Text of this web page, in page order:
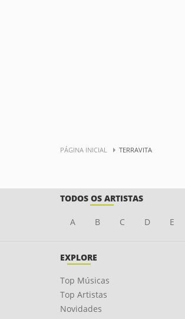
PÁGINA INICIAL TERRAVITA
TODOS OS ARTISTAS
A B C D E
EXPLORE
Top Músicas
Top Artistas
Novidades